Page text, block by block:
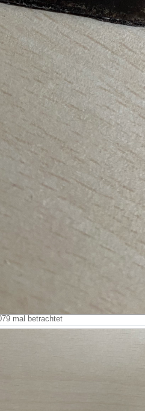
mal betrachtet